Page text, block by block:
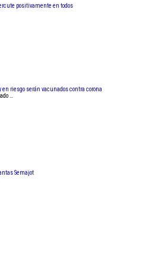
positivamente en todos
en riesgo serán vacunados contra corona
…
Semajot